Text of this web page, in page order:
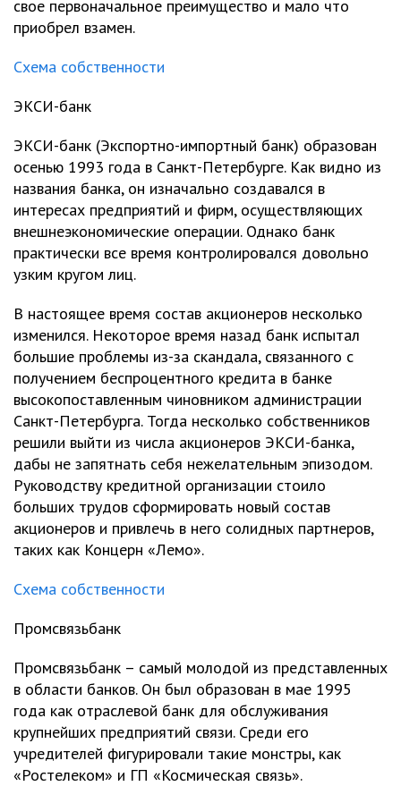
свое первоначальное преимущество и мало что
приобрел взамен.
Схема собственности
ЭКСИ-банк
ЭКСИ-банк (Экспортно-импортный банк) образован
осенью 1993 года в Санкт-Петербурге. Как видно из
названия банка, он изначально создавался в
интересах предприятий и фирм, осуществляющих
внешнеэкономические операции. Однако банк
практически все время контролировался довольно
узким кругом лиц.
В настоящее время состав акционеров несколько
изменился. Некоторое время назад банк испытал
большие проблемы из-за скандала, связанного с
получением беспроцентного кредита в банке
высокопоставленным чиновником администрации
Санкт-Петербурга. Тогда несколько собственников
решили выйти из числа акционеров ЭКСИ-банка,
дабы не запятнать себя нежелательным эпизодом.
Руководству кредитной организации стоило
больших трудов сформировать новый состав
акционеров и привлечь в него солидных партнеров,
таких как Концерн «Лемо».
Схема собственности
Промсвязьбанк
Промсвязьбанк – самый молодой из представленных
в области банков. Он был образован в мае 1995
года как отраслевой банк для обслуживания
крупнейших предприятий связи. Среди его
учредителей фигурировали такие монстры, как
«Ростелеком» и ГП «Космическая связь».